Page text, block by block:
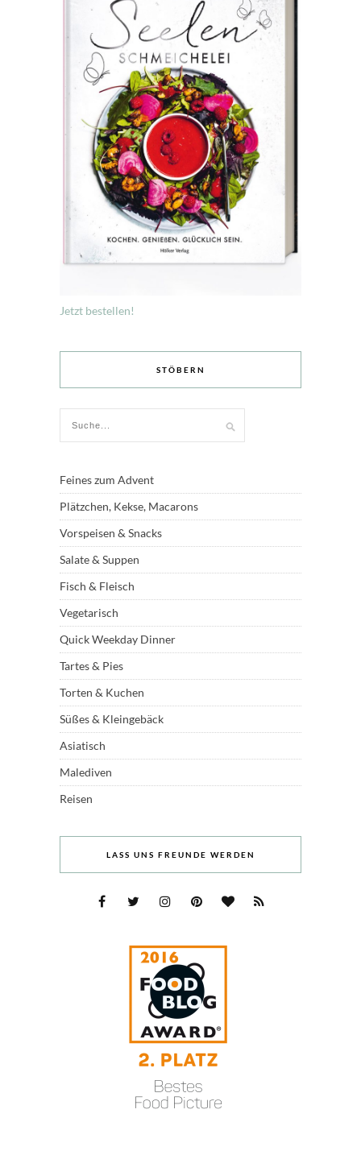
Jetzt bestellen!
STÖBERN
Feines zum Advent
Plätzchen, Kekse, Macarons
Vorspeisen & Snacks
Salate & Suppen
Fisch & Fleisch
Vegetarisch
Quick Weekday Dinner
Tartes & Pies
Torten & Kuchen
Süßes & Kleingebäck
Asiatisch
Malediven
Reisen
LASS UNS FREUNDE WERDEN